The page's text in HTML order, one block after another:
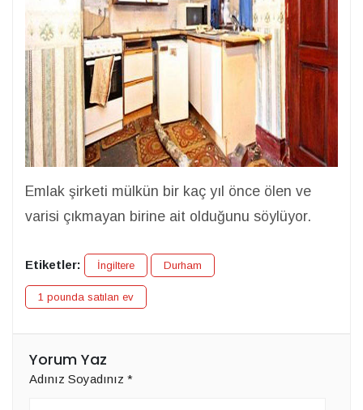
Emlak şirketi mülkün bir kaç yıl önce ölen ve
varisi çıkmayan birine ait olduğunu söylüyor.
Etiketler: İngiltere Durham
1 pounda satılan ev
Yorum Yaz
Adınız Soyadınız *